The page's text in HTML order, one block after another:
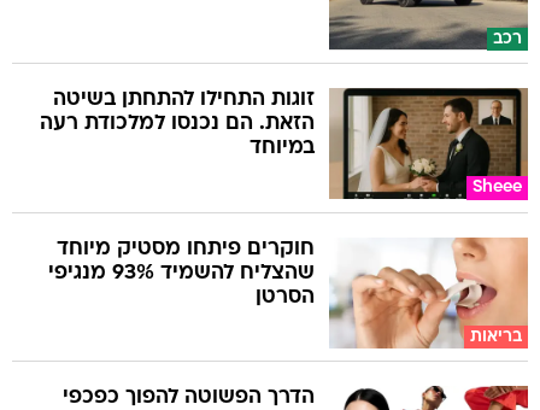
רכב
Sheee
זוגות התחילו להתחתן בשיטה
הזאת. הם נכנסו למלכודת רעה
במיוחד
בריאות
חוקרים פיתחו מסטיק מיוחד
שהצליח להשמיד 93% מנגיפי
הסרטן
הדרך הפשוטה להפוך כפכפי